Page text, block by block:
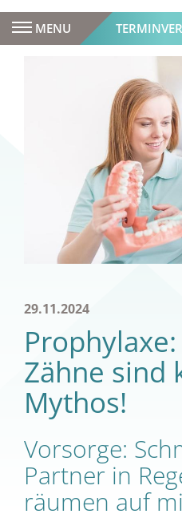
MENU
29.11.2024
Zähne sind
Mythos!
Vorsorge:
Partner in
räumen auf